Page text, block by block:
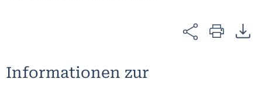
Informationen zur